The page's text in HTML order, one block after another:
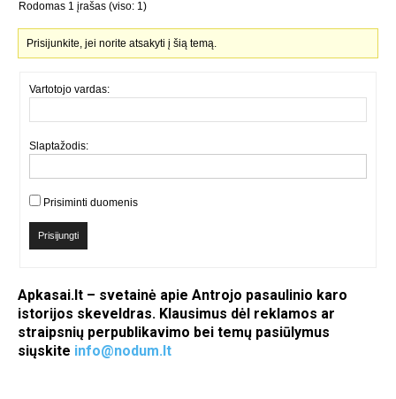
Rodomas 1 įrašas (viso: 1)
Prisijunkite, jei norite atsakyti į šią temą.
Vartotojo vardas:
Slaptažodis:
Prisiminti duomenis
Prisijungti
Apkasai.lt – svetainė apie Antrojo pasaulinio karo
istorijos skeveldras. Klausimus dėl reklamos ar
straipsnių perpublikavimo bei temų pasiūlymus
siųskite info@nodum.lt